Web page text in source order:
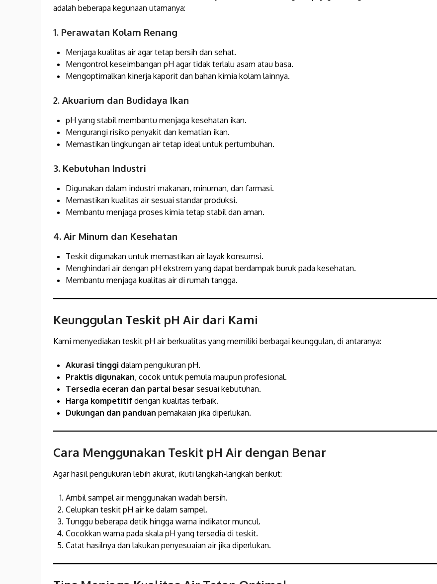
adalah beberapa kegunaan utamanya:
1. Perawatan Kolam Renang
Menjaga kualitas air agar tetap bersih dan sehat.
Mengontrol keseimbangan pH agar tidak terlalu asam atau basa.
Mengoptimalkan kinerja kaporit dan bahan kimia kolam lainnya.
2. Akuarium dan Budidaya Ikan
pH yang stabil membantu menjaga kesehatan ikan.
Mengurangi risiko penyakit dan kematian ikan.
Memastikan lingkungan air tetap ideal untuk pertumbuhan.
3. Kebutuhan Industri
Digunakan dalam industri makanan, minuman, dan farmasi.
Memastikan kualitas air sesuai standar produksi.
Membantu menjaga proses kimia tetap stabil dan aman.
4. Air Minum dan Kesehatan
Teskit digunakan untuk memastikan air layak konsumsi.
Menghindari air dengan pH ekstrem yang dapat berdampak buruk pada kesehatan.
Membantu menjaga kualitas air di rumah tangga.
Keunggulan Teskit pH Air dari Kami
Kami menyediakan teskit pH air berkualitas yang memiliki berbagai keunggulan, di antaranya:
Akurasi tinggi dalam pengukuran pH.
Praktis digunakan, cocok untuk pemula maupun profesional.
Tersedia eceran dan partai besar sesuai kebutuhan.
Harga kompetitif dengan kualitas terbaik.
Dukungan dan panduan pemakaian jika diperlukan.
Cara Menggunakan Teskit pH Air dengan Benar
Agar hasil pengukuran lebih akurat, ikuti langkah-langkah berikut:
Ambil sampel air menggunakan wadah bersih.
Celupkan teskit pH air ke dalam sampel.
Tunggu beberapa detik hingga warna indikator muncul.
Cocokkan warna pada skala pH yang tersedia di teskit.
Catat hasilnya dan lakukan penyesuaian air jika diperlukan.